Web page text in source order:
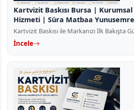
Kartvizit Baskısı Bursa |
Hizmeti | Süra Matbaa
Kartvizit Baskısı ile Markanızı İlk Bakışta
İncele